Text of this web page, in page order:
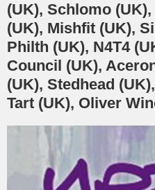
(UK), Schlomo
(UK), Mishfit (UK),
Philth (UK), N4T4
Council (UK),
(UK), Stedhead
Tart (UK), Oliver